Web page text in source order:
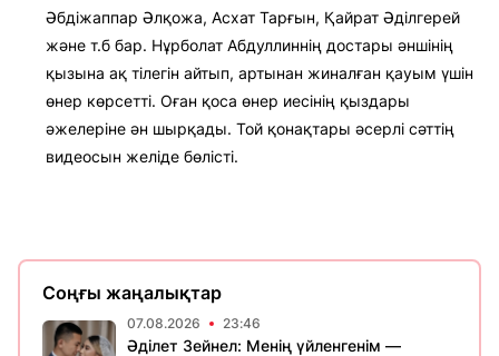
Әбдіжаппар Әлқожа, Асхат Тарғын, Қайрат Әділгерей
және т.б бар. Нұрболат Абдуллиннің достары әншінің
қызына ақ тілегін айтып, артынан жиналған қауым үшін
өнер көрсетті. Оған қоса өнер иесінің қыздары
әжелеріне ән шырқады. Той қонақтары әсерлі сәттің
видеосын желіде бөлісті.
Соңғы жаңалықтар
07.08.2026 23:46
Әділет Зейнел: Менің үйленгенім —